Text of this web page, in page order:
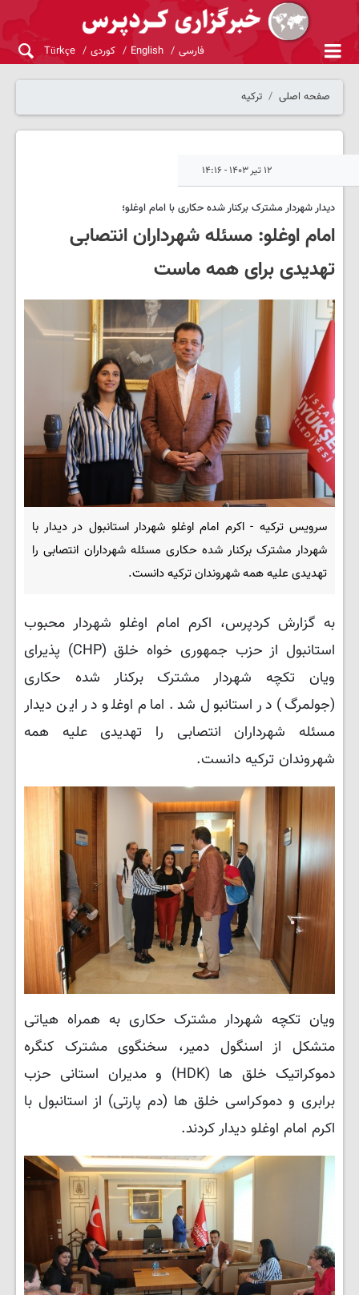
فارسی English کوردی Türkçe
صفحه اصلی ترکیه
۱۲ تیر ۱۴۰۳ - ۱۴:۱۶
دیدار شهردار مشترک برکنار شده حکاری با امام اوغلو؛
امام اوغلو: مسئله شهرداران انتصابی
تهدیدی برای همه ماست
سرویس ترکیه - اکرم امام اوغلو شهردار استانبول در دیدار با
شهردار مشترک برکنار شده حکاری مسئله شهرداران انتصابی را
تهدیدی علیه همه شهروندان ترکیه دانست.
به گزارش کردپرس، اکرم امام اوغلو شهردار محبوب
استانبول از حزب جمهوری خواه خلق (CHP) پذیرای
ویان تکچه شهردار مشترک برکنار شده حکاری
(جولمرگ) در استانبول شد. امام اوغلو در این دیدار
مسئله شهرداران انتصابی را تهدیدی علیه همه
شهروندان ترکیه دانست.
ویان تکچه شهردار مشترک حکاری به همراه هیاتی
متشکل از اسنگول دمیر، سخنگوی مشترک کنگره
دموکراتیک خلق ها (HDK) و مدیران استانی حزب
برابری و دموکراسی خلق ها (دم پارتی) از استانبول با
اکرم امام اوغلو دیدار کردند.